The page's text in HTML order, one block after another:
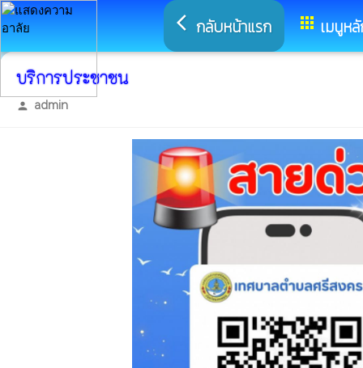
arrow_back_ios กลับหน้าแรก appsเมนูห
บริการประชาชน
person admin